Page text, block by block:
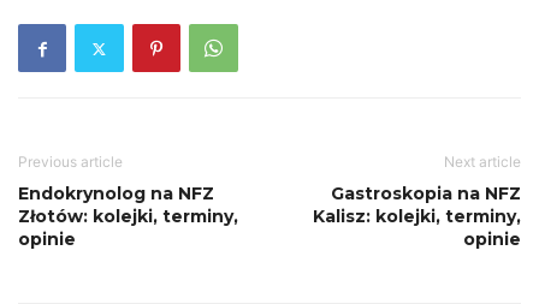
Previous article
Endokrynolog na NFZ
Złotów: kolejki, terminy,
opinie
Next article
Gastroskopia na NFZ
Kalisz: kolejki, terminy,
opinie